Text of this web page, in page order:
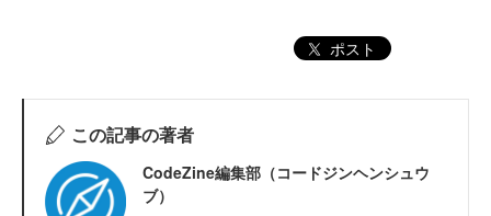
ポスト
この記事の著者
CodeZine編集部（コードジンヘンシュウ
ブ）